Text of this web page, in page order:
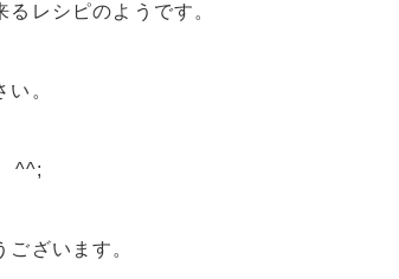
レシピのようです。
。
^^;
ざいます。